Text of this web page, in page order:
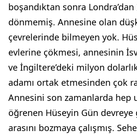
boşandıktan sonra Londra’dan
dönmemiş. Annesine olan
çevrelerinde bilmeyen yok.
evlerine çökmesi, annesinin
ve İngiltere’deki milyon
adamı ortak etmesinden çok
Annesini son zamanlarda hep
öğrenen Hüseyin Gün
arasını bozmaya çalışmış.